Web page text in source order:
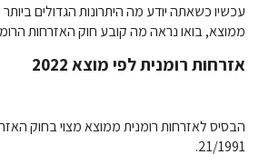
עכשיו כשאתה יודע מה היתרונות הגדולים
ממוצא, בואו נראה מה קובע חוק האזרחות
אזרחות רומנית לפי מוצא 2022
הבסיס לאזרחות רומנית ממוצא מצוי בחוק
21/1991.